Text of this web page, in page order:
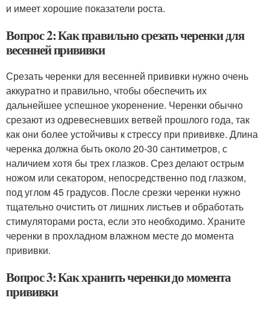
и имеет хорошие показатели роста.
Вопрос 2: Как правильно срезать черенки для
весенней прививки
Срезать черенки для весенней прививки нужно очень
аккуратно и правильно, чтобы обеспечить их
дальнейшее успешное укоренение. Черенки обычно
срезают из одревесневших ветвей прошлого года, так
как они более устойчивы к стрессу при прививке. Длина
черенка должна быть около 20-30 сантиметров, с
наличием хотя бы трех глазков. Срез делают острым
ножом или секатором, непосредственно под глазком,
под углом 45 градусов. После срезки черенки нужно
тщательно очистить от лишних листьев и обработать
стимуляторами роста, если это необходимо. Храните
черенки в прохладном влажном месте до момента
прививки.
Вопрос 3: Как хранить черенки до момента
прививки